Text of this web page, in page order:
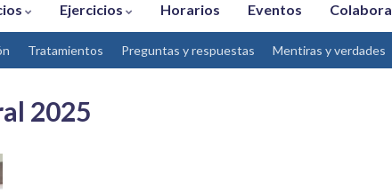
Ejercicios Horarios Eventos Colabora
Tratamientos Preguntas y respuestas Mentiras y verdades
2025